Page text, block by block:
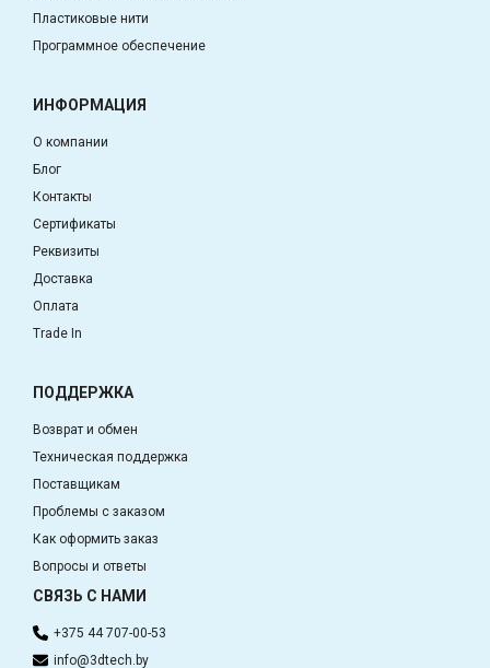
Пластиковые нити
Программное обеспечение
ИНФОРМАЦИЯ
О компании
Блог
Контакты
Сертификаты
Реквизиты
Доставка
Оплата
Trade In
ПОДДЕРЖКА
Возврат и обмен
Техническая поддержка
Поставщикам
Проблемы с заказом
Как оформить заказ
Вопросы и ответы
СВЯЗЬ С НАМИ
+375 44 707-00-53
info@3dtech.by